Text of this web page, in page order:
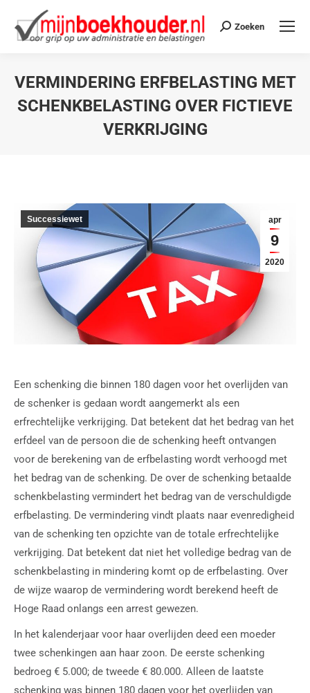
Zoeken
VERMINDERING ERFBELASTING MET
SCHENKBELASTING OVER FICTIEVE
VERKRIJGING
apr
9
2020
Successiewet
Een schenking die binnen 180 dagen voor het overlijden van
de schenker is gedaan wordt aangemerkt als een
erfrechtelijke verkrijging. Dat betekent dat het bedrag van het
erfdeel van de persoon die de schenking heeft ontvangen
voor de berekening van de erfbelasting wordt verhoogd met
het bedrag van de schenking. De over de schenking betaalde
schenkbelasting vermindert het bedrag van de verschuldigde
erfbelasting. De vermindering vindt plaats naar evenredigheid
van de schenking ten opzichte van de totale erfrechtelijke
verkrijging. Dat betekent dat niet het volledige bedrag van de
schenkbelasting in mindering komt op de erfbelasting. Over
de wijze waarop de vermindering wordt berekend heeft de
Hoge Raad onlangs een arrest gewezen.
In het kalenderjaar voor haar overlijden deed een moeder
twee schenkingen aan haar zoon. De eerste schenking
bedroeg € 5.000; de tweede € 80.000. Alleen de laatste
schenking was binnen 180 dagen voor het overlijden van